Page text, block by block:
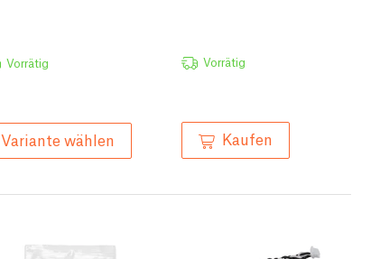
Vorrätig
Variante wählen
Vorrätig
Kaufen